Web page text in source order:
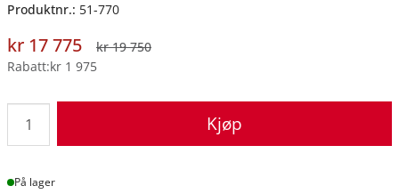
Produktnr.: 51-770
kr 17 775
kr 19 750
Rabatt kr 1 975
Kjøp
Lager
På lager